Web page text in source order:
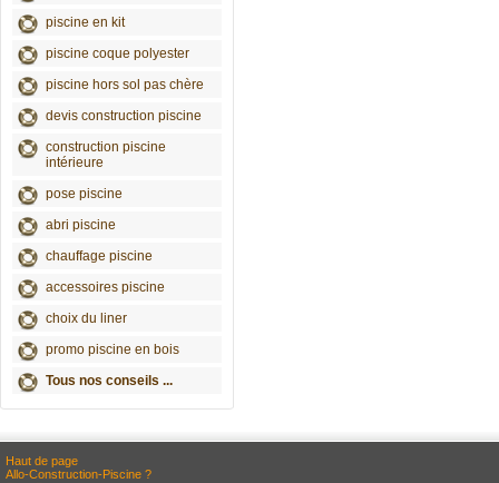
piscine en kit
piscine coque polyester
piscine hors sol pas chère
devis construction piscine
construction piscine
intérieure
pose piscine
abri piscine
chauffage piscine
accessoires piscine
choix du liner
promo piscine en bois
Tous nos conseils ...
Haut de page
Allo-Construction-Piscine ?